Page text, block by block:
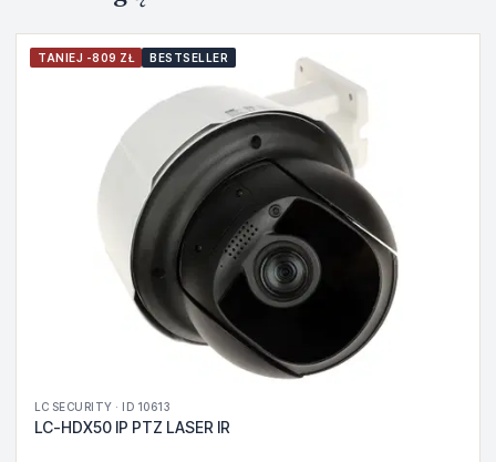
TANIEJ -809 ZŁ BESTSELLER
LC SECURITY · ID 10613
LC-HDX50 IP PTZ LASER IR